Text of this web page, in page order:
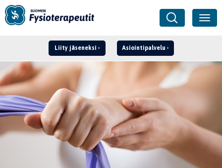
Liity jäseneksi Asiointipalvelu
Kirjaudu ›